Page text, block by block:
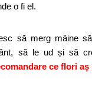
o fi el.
să merg mâine
să le ud și să
ce flori aș